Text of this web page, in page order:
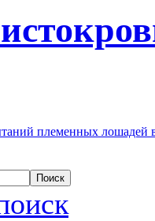
племенных лошадей